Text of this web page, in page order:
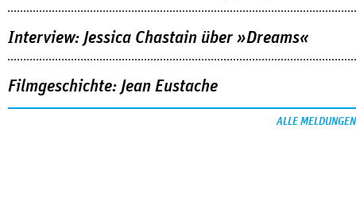
Interview: Jessica Chastain über »Dreams«
Filmgeschichte: Jean Eustache
ALLE MELDUNGEN